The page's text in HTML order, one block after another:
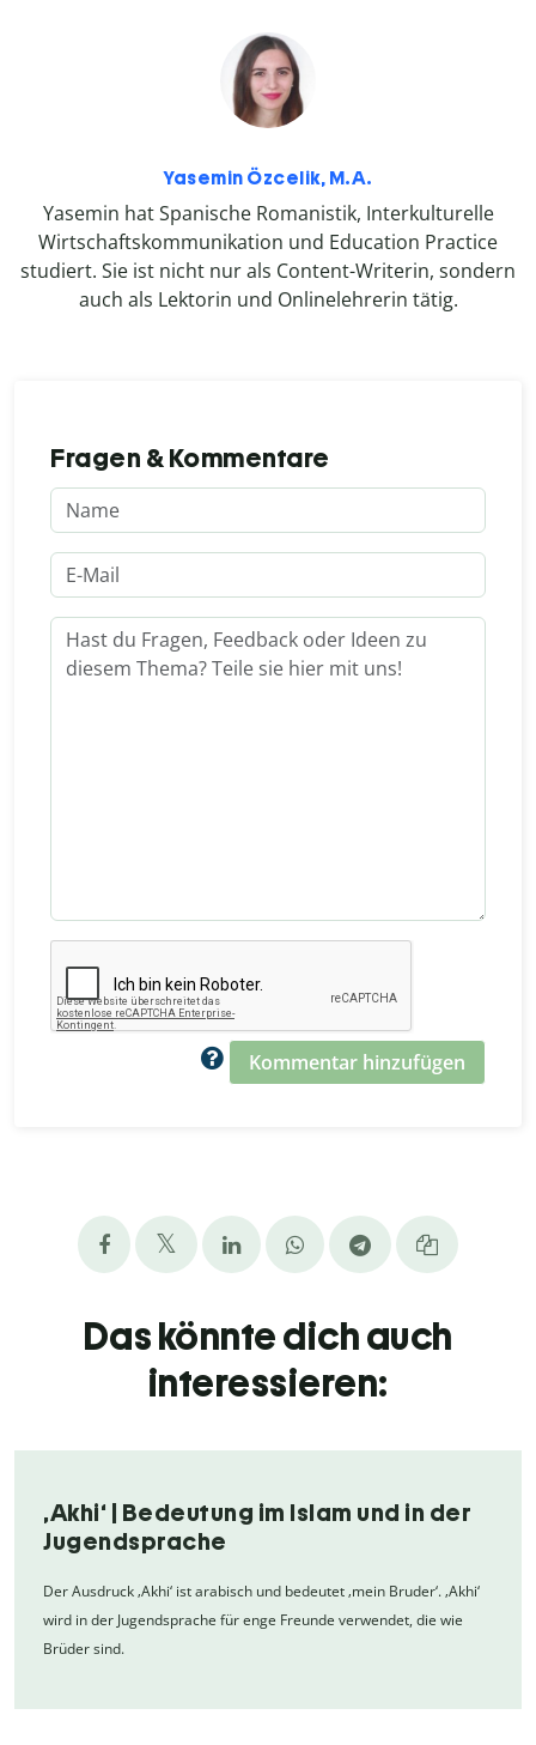
Yasemin Özcelik, M.A.
Yasemin hat Spanische Romanistik, Interkulturelle
Wirtschaftskommunikation und Education Practice
studiert. Sie ist nicht nur als Content-Writerin, sondern
auch als Lektorin und Onlinelehrerin tätig.
Fragen & Kommentare
Kommentar hinzufügen
Das könnte dich auch
interessieren:
‚Akhi‘ | Bedeutung im Islam und in der
Jugendsprache
Der Ausdruck ‚Akhi‘ ist arabisch und bedeutet ‚mein Bruder‘. ‚Akhi‘
wird in der Jugendsprache für enge Freunde verwendet, die wie
Brüder sind.